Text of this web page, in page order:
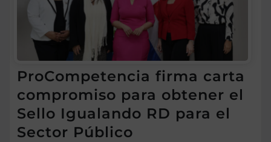
ProCompetencia firma carta
compromiso para obtener el
Sello Igualando RD para el
Sector Público